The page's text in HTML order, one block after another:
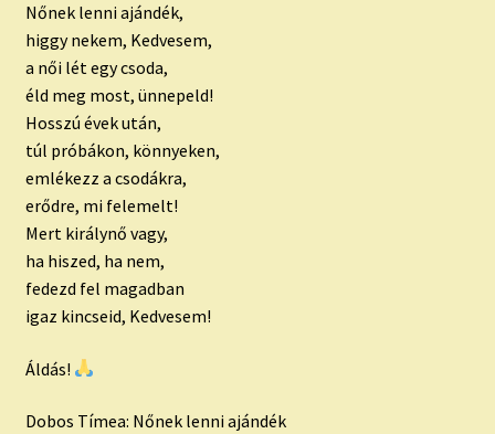
Nőnek lenni ajándék,
higgy nekem, Kedvesem,
a női lét egy csoda,
éld meg most, ünnepeld!
Hosszú évek után,
túl próbákon, könnyeken,
emlékezz a csodákra,
erődre, mi felemelt!
Mert királynő vagy,
ha hiszed, ha nem,
fedezd fel magadban
igaz kincseid, Kedvesem!
Áldás!
Dobos Tímea: Nőnek lenni ajándék